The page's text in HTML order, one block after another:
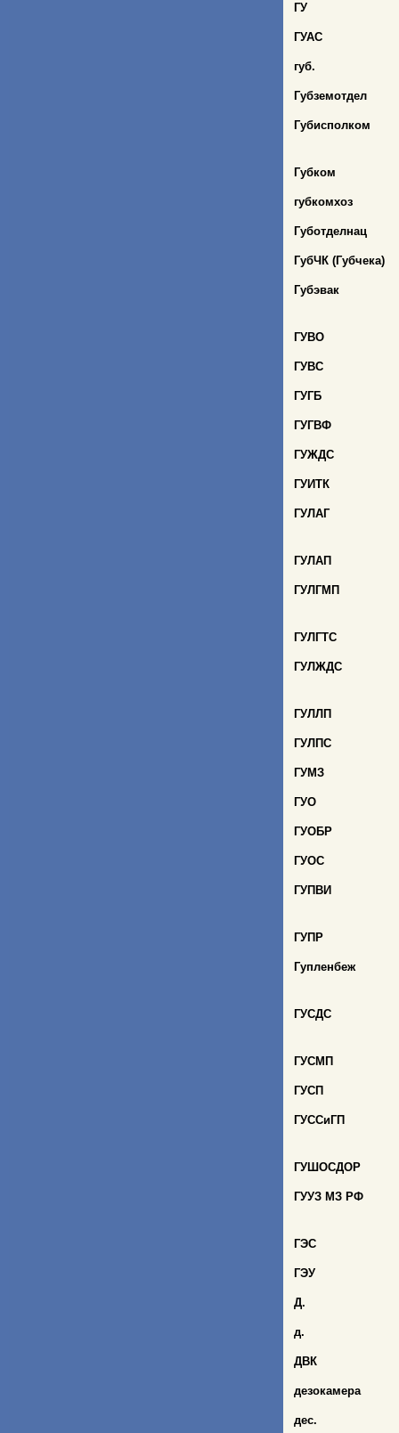
ГУ
ГУАС
губ.
Губземотдел
Губисполком
Губком
губкомхоз
Губотделнац
ГубЧК (Губчека)
Губэвак
ГУВО
ГУВС
ГУГБ
ГУГВФ
ГУЖДС
ГУИТК
ГУЛАГ
ГУЛАП
ГУЛГМП
ГУЛГТС
ГУЛЖДС
ГУЛЛП
ГУЛПС
ГУМЗ
ГУО
ГУОБР
ГУОС
ГУПВИ
ГУПР
Гупленбеж
ГУСДС
ГУСМП
ГУСП
ГУССиГП
ГУШОСДОР
ГУУЗ МЗ РФ
ГЭС
ГЭУ
Д.
д.
ДВК
дезокамера
дес.